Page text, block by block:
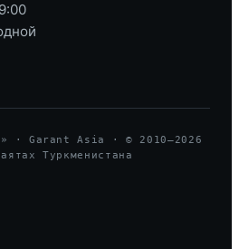
· Garant Asia · © 2010—2026
Туркменистана